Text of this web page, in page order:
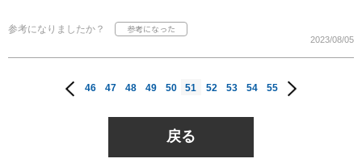
参考になりましたか？
2023/08/05
46 47 48 49 50 51 52 53 54 55
戻る